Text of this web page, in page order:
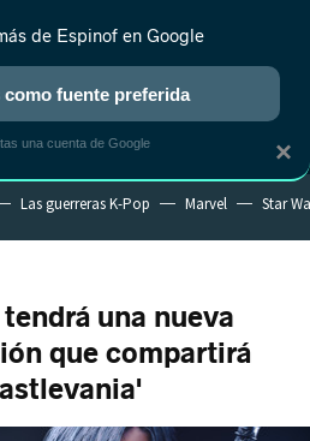
NUEVO
ANIME RANKINGS CINE
Las guerreras K-Pop Marvel Star
una nueva
que compartirá
×
de Espinof en Google
como fuente preferida
una cuenta de Google